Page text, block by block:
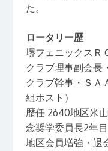
た。
ロータリー歴
堺フェニックスＲ
クラブ理事副会長
クラブ幹事・ＳＡ
組ホスト）
歴任 2640地区米
念奨学委員長2年
地区会員増強・退